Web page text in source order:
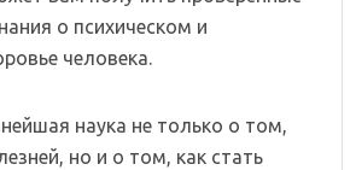
о психическом и
человека.
наука не только о том,
но и о том, как стать